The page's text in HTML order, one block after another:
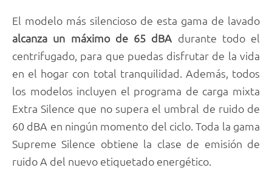
El modelo más silencioso de esta gama de lavado
alcanza un máximo de 65 dBA durante todo el
centrifugado, para que puedas disfrutar de la vida
en el hogar con total tranquilidad. Además, todos
los modelos incluyen el programa de carga mixta
Extra Silence que no supera el umbral de ruido de
60 dBA en ningún momento del ciclo. Toda la gama
Supreme Silence obtiene la clase de emisión de
ruido A del nuevo etiquetado energético.